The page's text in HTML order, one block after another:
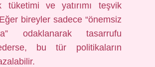
tüketimi ve yatırımı teşvik
bireyler sadece “önemsiz
odaklanarak tasarrufu
bu tür politikaların